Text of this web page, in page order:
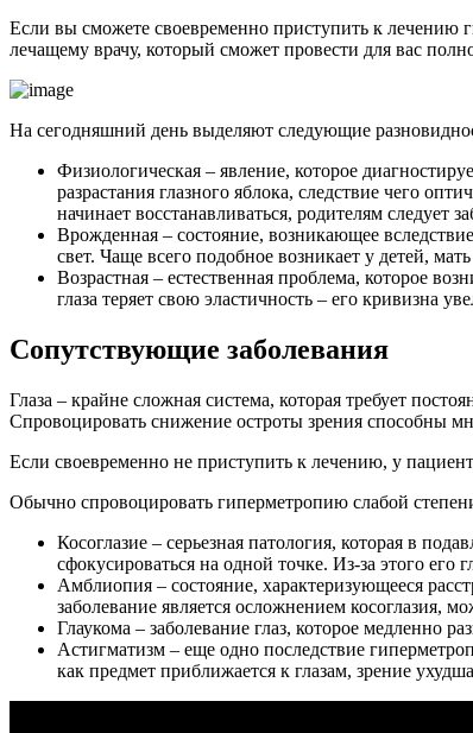
Если вы сможете своевременно приступить к лечению
лечащему врачу, который сможет провести для вас
На сегодняшний день выделяют следующие
Физиологическая – явление, которое
разрастания глазного яблока, следствие чего
начинает восстанавливаться, родителям следует
Врожденная – состояние, возникающее
свет. Чаще всего подобное возникает у детей,
Возрастная – естественная проблема, которое
глаза теряет свою эластичность – его кривизна
Сопутствующие заболевания
Глаза – крайне сложная система, которая требует
Спровоцировать снижение остроты зрения способны
Если своевременно не приступить к лечению, у
Обычно спровоцировать гиперметропию слабой
Косоглазие – серьезная патология, которая в
сфокусироваться на одной точке. Из-за этого его
Амблиопия – состояние, характеризующееся
заболевание является осложнением косоглазия,
Глаукома – заболевание глаз, которое медленно
Астигматизм – еще одно последствие
как предмет приближается к глазам, зрение